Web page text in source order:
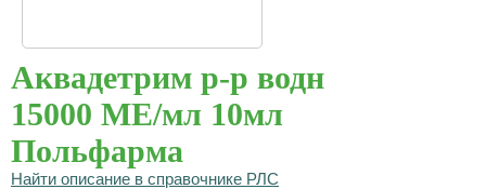
Аквадетрим р-р водн
15000 МЕ/мл 10мл
Польфарма
Найти описание в справочнике РЛС